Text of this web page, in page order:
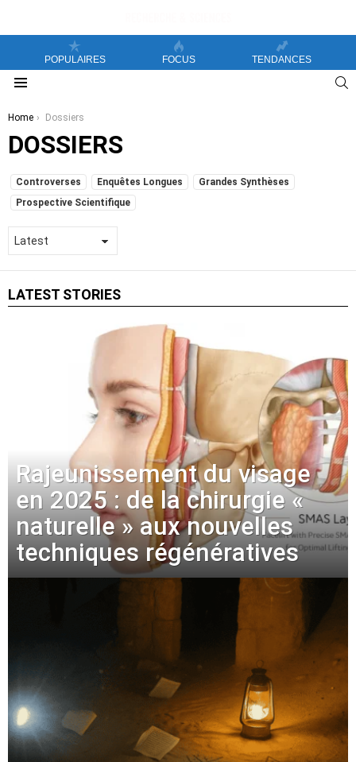
POPULAIRES FOCUS TENDANCES
You are here:
Home Dossiers
DOSSIERS
SUBTERMS
Controverses Enquêtes Longues
Grandes Synthèses
Prospective Scientifique
LATEST STORIES
Rajeunissement du visage
en 2025 : de la chirurgie «
naturelle » aux nouvelles
techniques régénératives